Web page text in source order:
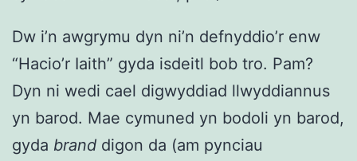
Dw i’n awgrymu dyn ni’n defnyddio’r enw
“Hacio’r Iaith” gyda isdeitl bob tro. Pam?
Dyn ni wedi cael digwyddiad llwyddiannus
yn barod. Mae cymuned yn bodoli yn barod,
gyda brand digon da (am pynciau